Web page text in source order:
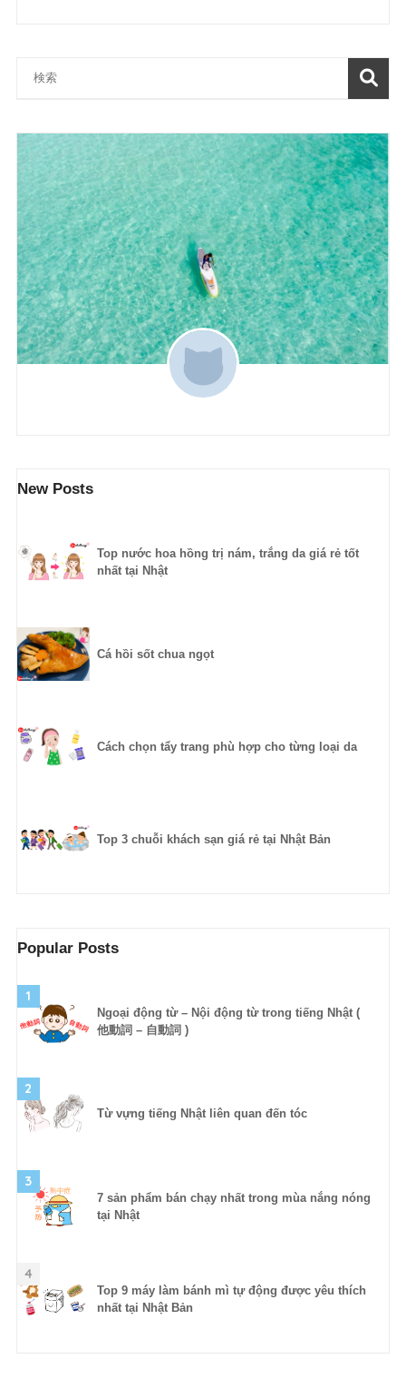
New Posts
Top nước hoa hồng trị nám, trắng da giá rẻ tốt
nhất tại Nhật
Cá hồi sốt chua ngọt
Cách chọn tẩy trang phù hợp cho từng loại da
Top 3 chuỗi khách sạn giá rẻ tại Nhật Bản
Popular Posts
1
Ngoại động từ – Nội động từ trong tiếng Nhật (
他動詞 – 自動詞 )
2
Từ vựng tiếng Nhật liên quan đến tóc
3
7 sản phẩm bán chạy nhất trong mùa nắng nóng
tại Nhật
4
Top 9 máy làm bánh mì tự động được yêu thích
nhất tại Nhật Bản